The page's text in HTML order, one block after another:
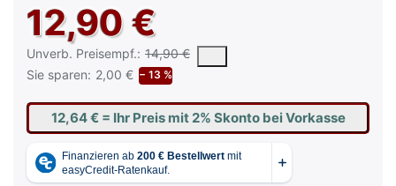
12,90 €
Unverb. Preisempf.: 14,90 €
Die UVP ist der vorgeschlagene oder empfohlene
Sie sparen: 2,00 € − 13 %
12,64 € = Ihr Preis mit 2% Skonto bei Vorkasse